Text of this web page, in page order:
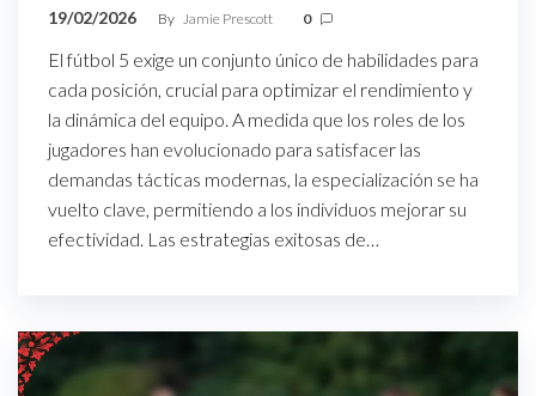
19/02/2026 By Jamie Prescott 0
El fútbol 5 exige un conjunto único de habilidades para
cada posición, crucial para optimizar el rendimiento y
la dinámica del equipo. A medida que los roles de los
jugadores han evolucionado para satisfacer las
demandas tácticas modernas, la especialización se ha
vuelto clave, permitiendo a los individuos mejorar su
efectividad. Las estrategias exitosas de…